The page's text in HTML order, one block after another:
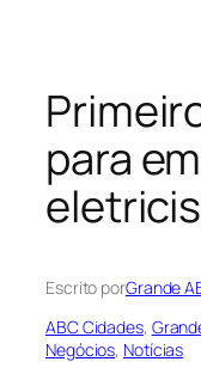
para
Escrito porGrande
ABC Cidades,
Negócios, Notícias